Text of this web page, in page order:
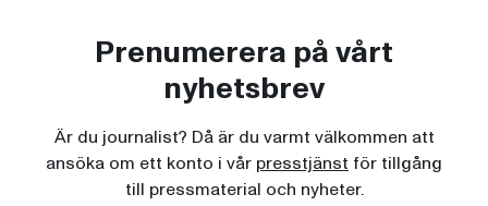
Prenumerera på vårt
nyhetsbrev
Är du journalist? Då är du varmt välkommen att
ansöka om ett konto i vår presstjänst för tillgång
till pressmaterial och nyheter.